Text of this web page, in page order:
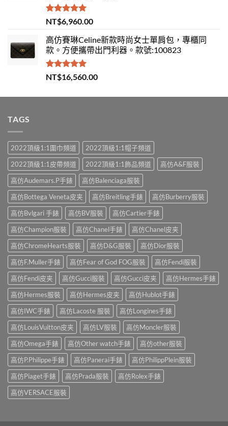
評分 5.00
滿分 5
NT$6,960.00
高仿賽琳Celine新款時尚女士單肩包，專櫃同
款。方便攜帶出門利器。款號:100823
評分5.00
滿分 5
NT$16,560.00
TAGS
2022頂級1:1圍巾頻道
2022頂級1:1帽子頻道
2022頂級1:1皮帶頻道
2022頂級1:1飾品頻道
高仿A&F服裝
高仿Audemars.P手錶
高仿Balenciaga服裝
高仿Bottega Veneta皮夹
高仿Breitling手錶
高仿Burberry服裝
高仿Bvlgari 手錶
高仿BV服裝
高仿Cartier手錶
高仿Champion服裝
高仿Chanel手錶
高仿Chanel皮夹
高仿ChromeHearts服裝
高仿D&G服裝
高仿Dior服裝
高仿F.Muller手錶
高仿Fear of God FOG服裝
高仿Fendi服裝
高仿Fendi皮夹
高仿Gucci服裝 高仿Gucci皮夹
高仿Hermes手錶
高仿Hermes服裝
高仿Hermes皮夹
高仿Hublot手錶
高仿IWC手錶
高仿Lacoste 服裝
高仿Longines手錶
高仿LouisVuitton皮夹
高仿LV服裝
高仿Moncler服裝
高仿Omega手錶
高仿Other watch手錶
高仿other服裝
高仿P.Philippe手錶
高仿Panerai手錶
高仿PhilippPlein服裝
高仿Piaget手錶
高仿Prada服裝
高仿Rolex手錶
高仿VERSACE服裝